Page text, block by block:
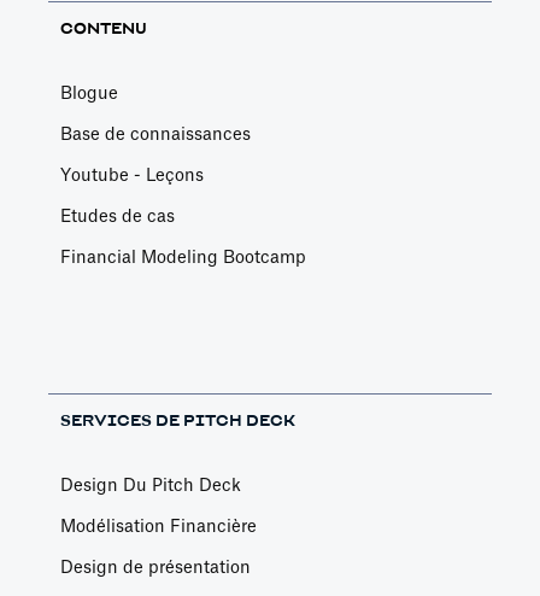
CONTENU
Blogue
Base de connaissances
Youtube - Leçons
Etudes de cas
Financial Modeling Bootcamp
SERVICES DE PITCH DECK
Design Du Pitch Deck
Modélisation Financière
Design de présentation